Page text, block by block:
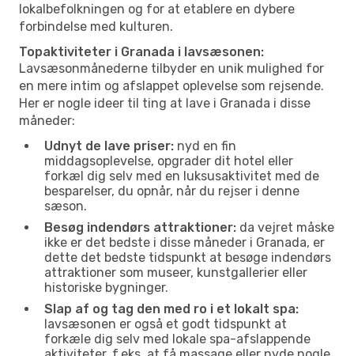
lokalbefolkningen og for at etablere en dybere
forbindelse med kulturen.
Topaktiviteter i Granada i lavsæsonen:
Lavsæsonmånederne tilbyder en unik mulighed for
en mere intim og afslappet oplevelse som rejsende.
Her er nogle ideer til ting at lave i Granada i disse
måneder:
Udnyt de lave priser: nyd en fin
middagsoplevelse, opgrader dit hotel eller
forkæl dig selv med en luksusaktivitet med de
besparelser, du opnår, når du rejser i denne
sæson.
Besøg indendørs attraktioner: da vejret måske
ikke er det bedste i disse måneder i Granada, er
dette det bedste tidspunkt at besøge indendørs
attraktioner som museer, kunstgallerier eller
historiske bygninger.
Slap af og tag den med ro i et lokalt spa:
lavsæsonen er også et godt tidspunkt at
forkæle dig selv med lokale spa-afslappende